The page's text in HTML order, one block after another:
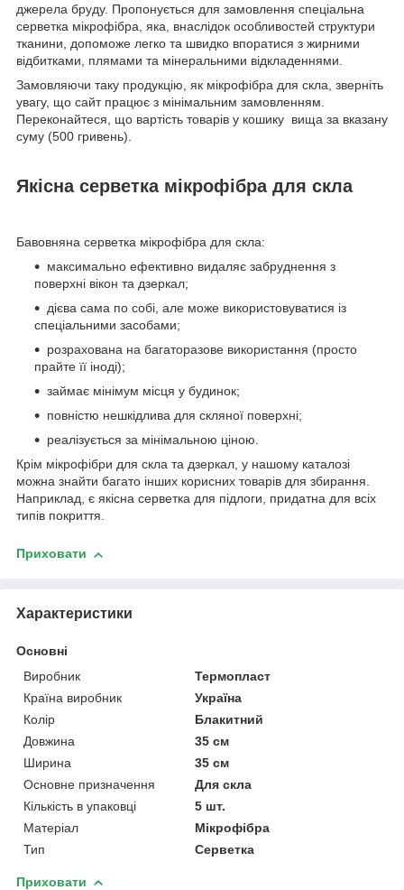
джерела бруду. Пропонується для замовлення спеціальна
серветка мікрофібра, яка, внаслідок особливостей структури
тканини, допоможе легко та швидко впоратися з жирними
відбитками, плямами та мінеральними відкладеннями.
Замовляючи таку продукцію, як мікрофібра для скла, зверніть
увагу, що сайт працює з мінімальним замовленням.
Переконайтеся, що вартість товарів у кошику вища за вказану
суму (500 гривень).
Якісна серветка мікрофібра для скла
Бавовняна серветка мікрофібра для скла:
максимально ефективно видаляє забруднення з
поверхні вікон та дзеркал;
дієва сама по собі, але може використовуватися із
спеціальними засобами;
розрахована на багаторазове використання (просто
прайте її іноді);
займає мінімум місця у будинок;
повністю нешкідлива для скляної поверхні;
реалізується за мінімальною ціною.
Крім мікрофібри для скла та дзеркал, у нашому каталозі
можна знайти багато інших корисних товарів для збирання.
Наприклад, є якісна серветка для підлоги, придатна для всіх
типів покриття.
Приховати
Характеристики
Основні
Виробник
Термопласт
Країна виробник
Україна
Колір
Блакитний
Довжина
35 см
Ширина
35 см
Основне призначення
Для скла
Кількість в упаковці
5 шт.
Матеріал
Мікрофібра
Тип
Серветка
Приховати